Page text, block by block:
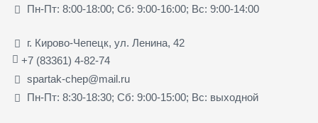
Пн-Пт: 8:00-18:00; Сб: 9:00-16:00; Вс: 9:00-14:00
г. Кирово-Чепецк, ул. Ленина, 42
+7 (83361) 4-82-74
spartak-chep@mail.ru
Пн-Пт: 8:30-18:30; Сб: 9:00-15:00; Вс: выходной